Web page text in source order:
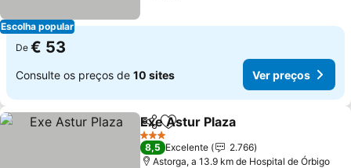
Escolha popular
De € 53
Consulte os preços de 10 sites Ver preços
PartilharAdicionar aos favoritos
Exe Astur Plaza
3 Estrelas
8,5 Excelente
2.766
Astorga, a 13.9 km de Hospital de Órbigo